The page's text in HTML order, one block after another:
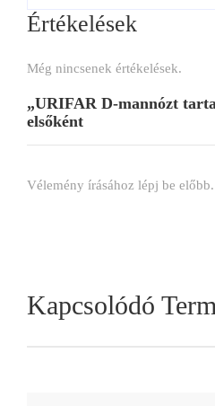
Értékelések
Még nincsenek értékelések.
„URIFAR D-mannózt
elsőként
Vélemény írásához lépj be előbb.
Kapcsolódó